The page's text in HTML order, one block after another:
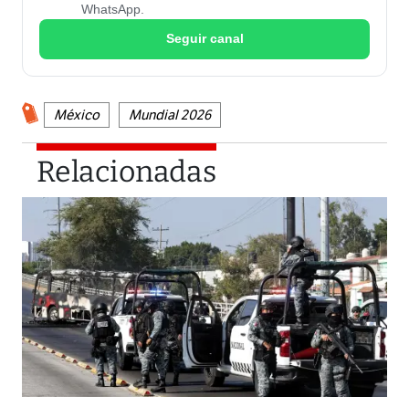
WhatsApp.
Seguir canal
México Mundial 2026
Relacionadas